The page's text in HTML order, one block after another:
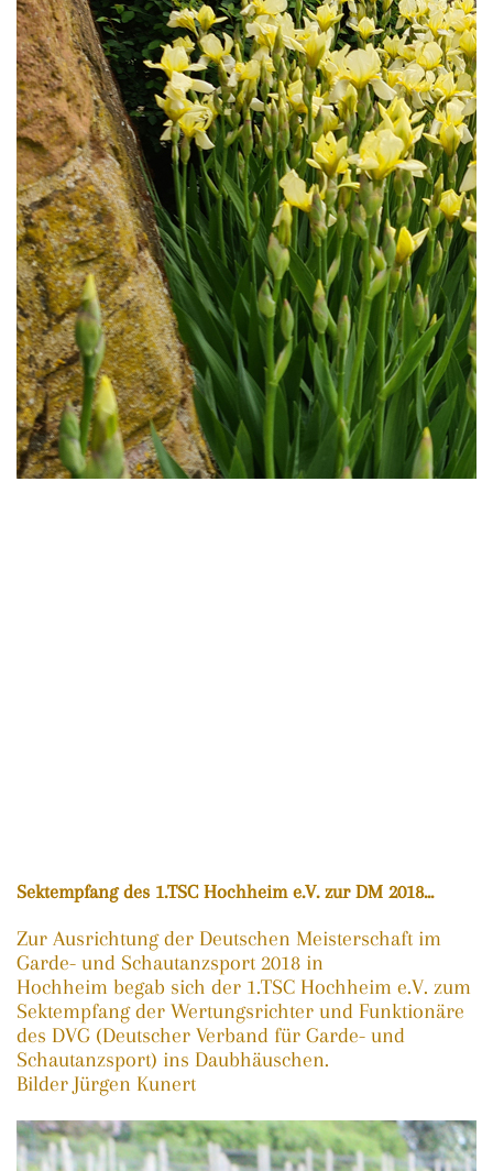
Sektempfang des 1.TSC Hochheim e.V. zur DM 2018...
Zur Ausrichtung der Deutschen Meisterschaft im
Garde- und Schautanzsport 2018 in
Hochheim begab sich der 1.TSC Hochheim e.V. zum
Sektempfang der Wertungsrichter und Funktionäre
des DVG (Deutscher Verband für Garde- und
Schautanzsport) ins Daubhäuschen.
Bilder Jürgen Kunert